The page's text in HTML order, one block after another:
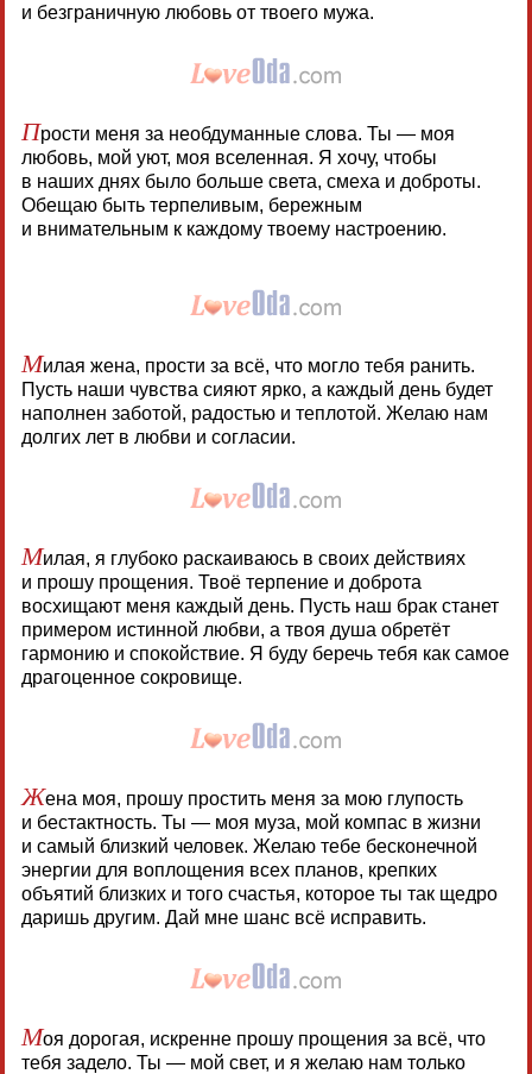
и безграничную любовь от твоего мужа.
Прости меня за необдуманные слова. Ты — моя
любовь, мой уют, моя вселенная. Я хочу, чтобы
в наших днях было больше света, смеха и доброты.
Обещаю быть терпеливым, бережным
и внимательным к каждому твоему настроению.
Милая жена, прости за всё, что могло тебя ранить.
Пусть наши чувства сияют ярко, а каждый день будет
наполнен заботой, радостью и теплотой. Желаю нам
долгих лет в любви и согласии.
Милая, я глубоко раскаиваюсь в своих действиях
и прошу прощения. Твоё терпение и доброта
восхищают меня каждый день. Пусть наш брак станет
примером истинной любви, а твоя душа обретёт
гармонию и спокойствие. Я буду беречь тебя как самое
драгоценное сокровище.
Жена моя, прошу простить меня за мою глупость
и бестактность. Ты — моя муза, мой компас в жизни
и самый близкий человек. Желаю тебе бесконечной
энергии для воплощения всех планов, крепких
объятий близких и того счастья, которое ты так щедро
даришь другим. Дай мне шанс всё исправить.
Моя дорогая, искренне прошу прощения за всё, что
тебя задело. Ты — мой свет, и я желаю нам только